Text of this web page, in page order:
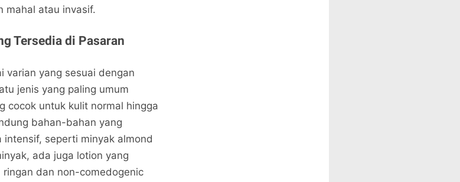
Tubuh yang Wajib Anda Ketahui
Lebih Sehat dan Bersinar
- Jurnalisme Jelas Tanpa Bias
mahal atau invasif.
Tersedia di Pasaran
varian yang sesuai dengan
jenis yang paling umum
cocok untuk kulit normal hingga
bahan-bahan yang
seperti minyak almond
ada juga lotion yang
dan non-comedogenic
Tubuh yang Wajib Anda Ketahui
Lebih Sehat dan Bersinar
- Jurnalisme Jelas Tanpa Bias